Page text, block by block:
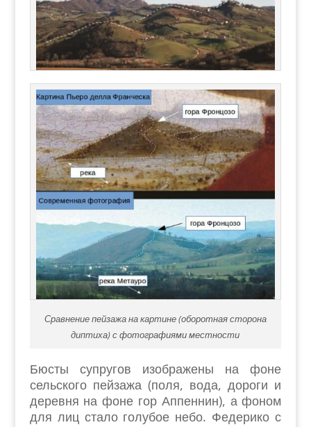
Сравнение пейзажа на картине (оборотная сторона
диптиха) с фотографиями местности
Бюсты супругов изображены на фоне
сельского пейзажа (поля, вода, дороги и
деревня на фоне гор Аппеннин), а фоном
для лиц стало голубое небо. Федерико с